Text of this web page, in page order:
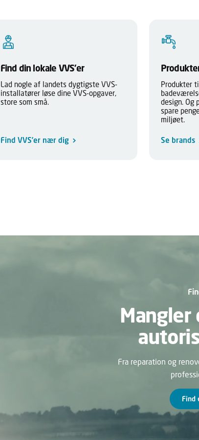
Find din lokale VVS’er
Lad nogle af landets dygtigste VVS-
installatører løse dine VVS-opgaver,
store som små.
Find VVS’er nær dig
Produkter
design. Og
spare
miljøet.
Se brands
Fra reparation og
Find